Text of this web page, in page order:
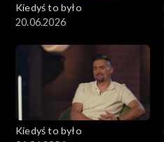
Kiedyś to było
20.06.2026
Kiedyś to było